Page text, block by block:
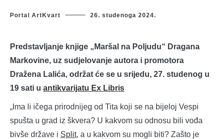
Portal ArtKvart 26. studenoga 2024.
Predstavljanje knjige „Maršal na Poljudu“ Dragana
Markovine, uz sudjelovanje autora i promotora
Dražena Lalića, održat će se u srijedu, 27. studenog u
19 sati u antikvarijatu Ex Libris
„Ima li ičega prirodnijeg od Tita koji se na bijeloj Vespi
spušta u grad iz škvera? U kakvom su odnosu bili vođa
bivše države i Split, a u kakvom su mogli biti? Zašto je